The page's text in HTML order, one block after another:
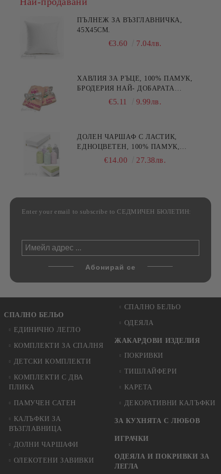
ПЪЛНЕЖ ЗА ВЪЗГЛАВНИЧКА,
45X45СМ.
€3.60 7.04лв.
ХАВЛИЯ ЗА РЪЦЕ, 100% ПАМУК,
БРОДЕРИЯ НАЙ- ДОБАРАТА
МАЙКА/БАБА , РАЗМЕР:
€5.11 9.99лв.
ДОЛЕН ЧАРШАФ С ЛАСТИК,
ЕДНОЦВЕТЕН, 100% ПАМУК,
РАЗЛИЧНИ РАЗМЕРИ
€14.00 27.38лв.
Enter your email to subscribe to СЕДМИЧЕН БЮЛЕТИН:
СПАЛНО БЕЛЬО
ЕДИНИЧНО ЛЕГЛО
КОМПЛЕКТИ ЗА СПАЛНЯ
ДЕТСКИ КОМПЛЕКТИ
КОМПЛЕКТИ С ДВА
ПЛИКА
ПАМУЧЕН САТЕН
КАЛЪФКИ ЗА
ВЪЗГЛАВНИЦА
ДОЛНИ ЧАРШАФИ
ОЛЕКОТЕНИ ЗАВИВКИ
СПАЛНО БЕЛЬО
ОДЕЯЛА
ЖАКАРДОВИ ИЗДЕЛИЯ
ПОКРИВКИ
ТИШЛАЙФЕРИ
КАРЕТА
ДЕКОРАТИВНИ КАЛЪФКИ
ЗА КУХНЯТА С ЛЮБОВ
ИГРАЧКИ
ОДЕЯЛА И ПОКРИВКИ ЗА
ЛЕГЛА